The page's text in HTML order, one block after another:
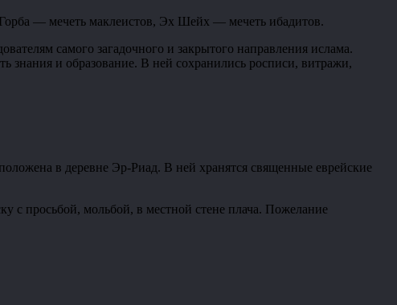
— мечеть маклеистов, Эх Шейх — мечеть ибадитов.
самого загадочного и закрытого направления ислама.
и образование. В ней сохранились росписи, витражи,
в деревне Эр-Риад. В ней хранятся священные еврейские
с просьбой, мольбой, в местной стене плача. Пожелание